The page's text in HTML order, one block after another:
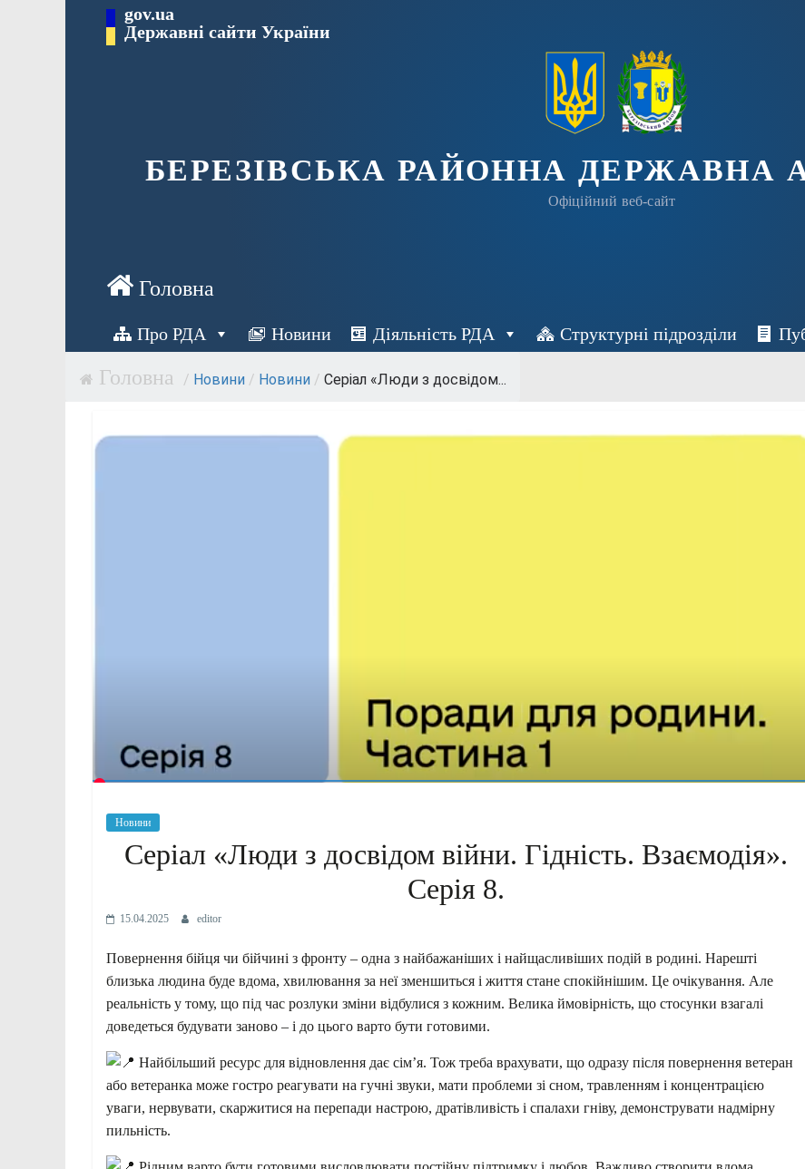
Перейти gov.ua
Державні сайти України
БЕРЕЗІВСЬКА РАЙОННА ДЕРЖАВНА
Офіційний веб-сайт
Про РДА Новини Діяльність РДА Структурні підрозділи
/ Новини / Новини / Серіал «Люди з досвідом...
Новини
Серіал «Люди з досвідом війни. Гідність. Взаємодія».
Серія 8.
15.04.2025 editor
Повернення бійця чи бійчині з фронту – одна з найбажаніших і найщасливіших подій в родині. Нарешті
близька людина буде вдома, хвилювання за неї зменшиться і життя стане спокійнішим. Це очікування. Але
реальність у тому, що під час розлуки зміни відбулися з кожним. Велика ймовірність, що стосунки взагалі
доведеться будувати заново – і до цього варто бути готовими.
Найбільший ресурс для відновлення дає сім’я. Тож треба врахувати, що одразу після повернення ветеран
або ветеранка може гостро реагувати на гучні звуки, мати проблеми зі сном, травленням і концентрацією
уваги, нервувати, скаржитися на перепади настрою, дратівливість і спалахи гніву, демонструвати надмірну
пильність.